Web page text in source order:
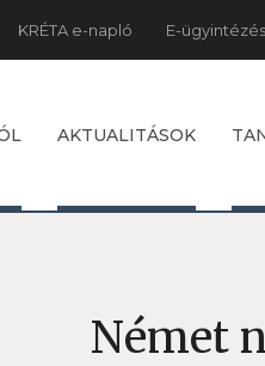
KRÉTA e-napló E-ügyintézés
AKTUALITÁSOK
Német